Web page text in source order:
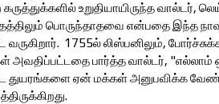
உறுதியாயிருந்த வால்டர்,
பொருந்தாதவை என்பதை இந்த
1755ல் லிஸ்பனிலும்,
அவதிப்பட்டதை பார்த்த வால்டர், "எல்லாம்
துயரங்களை ஏன் மக்கள் அனுபவிக்க